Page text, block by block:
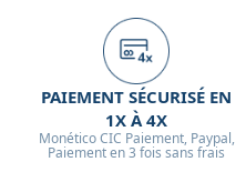
PAIEMENT SÉCURISÉ EN
1X À 4X
Monético CIC Paiement, Paypal,
Paiement en 3 fois sans frais